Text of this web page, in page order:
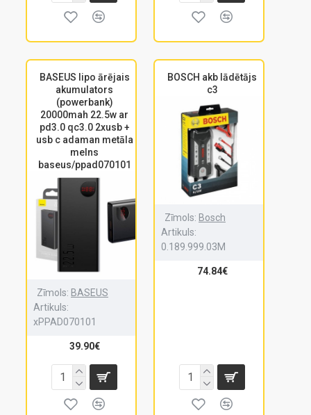
BASEUS lipo ārējais
akumulators
(powerbank)
20000mah 22.5w ar
pd3.0 qc3.0 2xusb +
usb c adaman metāla
melns
baseus/ppad070101
Zīmols: BASEUS
Artikuls:
xPPAD070101
39.90€
BOSCH akb lādētājs
c3
Zīmols: Bosch
Artikuls:
0.189.999.03M
74.84€